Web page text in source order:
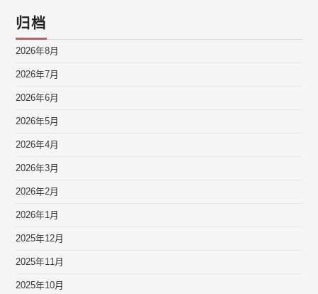
归档
2026年8月
2026年7月
2026年6月
2026年5月
2026年4月
2026年3月
2026年2月
2026年1月
2025年12月
2025年11月
2025年10月